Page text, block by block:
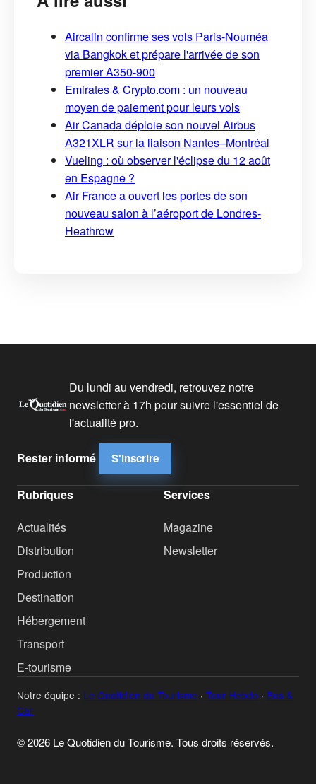
Aircalin confirme ses vols Paris-Nouméa
via Bangkok et prépare l'arrivée de son
premier A350-900
Emirates & Crypto.com : un nouveau
moyen de paiement pour leurs vols
Air Canada déploie son nouvel Airbus
A321XLR sur la liaison Nantes–Montréal
Vueling : où observer l'éclipse du 12 août
en Espagne ?
Air France a ouvert les portes de son
nouveau salon à l’aéroport de Londres-
Heathrow
Du lundi au vendredi, retrouvez notre
newsletter à 17h pour suivre l'essentiel de
l'actualité pro.
Rester informé S'inscrire
Rubriques
Actualités
Distribution
Production
Destination
Hébergement
Transport
E-tourisme
Services
Magazine
Newsletter
Notre équipe : Le Quotidien du Tourisme · Tour Hebdo · Bus &
Car
© 2026 Le Quotidien du Tourisme. Tous droits réservés.